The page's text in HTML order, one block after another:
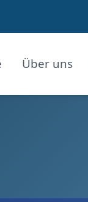
Über uns